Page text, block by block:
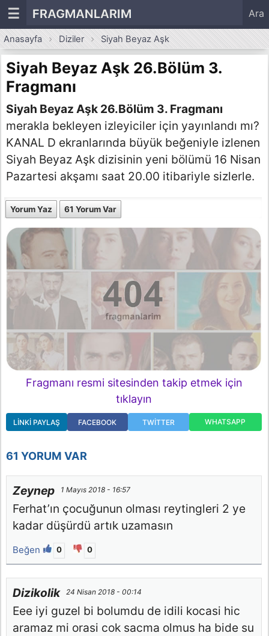
☰ FRAGMANLARIM Ara
Anasayfa Diziler Siyah Beyaz Aşk
Siyah Beyaz Aşk 26.Bölüm 3.
Fragmanı
Siyah Beyaz Aşk 26.Bölüm 3. Fragmanı
merakla bekleyen izleyiciler için yayınlandı mı?
KANAL D ekranlarında büyük beğeniyle izlenen
Siyah Beyaz Aşk dizisinin yeni bölümü 16 Nisan
Pazartesi akşamı saat 20.00 itibariyle sizlerle.
Yorum Yaz 61 Yorum Var
Fragmanı resmi sitesinden takip etmek için
tıklayın
LINKI PAYLAŞ FACEBOOK TWITTER WHATSAPP
61 YORUM VAR
Zeynep 1 Mayıs 2018 - 16:57
Ferhat’ın çocuğunun olması reytingleri 2 ye
kadar düşürdü artık uzamasın
Beğen 0 0
Dizikolik 24 Nisan 2018 - 00:14
Eee iyi guzel bi bolumdu de idili kocasi hic
aramaz mi orasi cok sacma olmus ha bide su